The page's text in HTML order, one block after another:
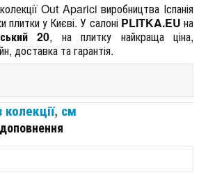
Out Aparici виробництва Іспанія
плитки у Києві. У салоні PLITKA.EU на
20, на плитку найкраща ціна,
доставка та гарантія.
см
доповнення